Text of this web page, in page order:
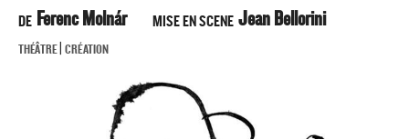
DE Ferenc Molnár MISE EN SCENE Jean Bellorini
THÉÂTRE|CRÉATION